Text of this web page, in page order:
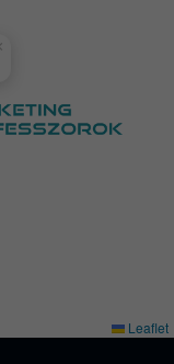
Leaflet